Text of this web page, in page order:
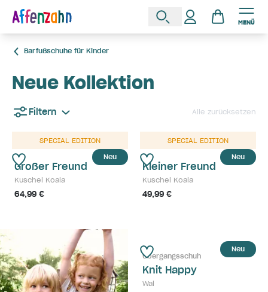
MENÜ
Barfußschuhe für Kinder
Neue Kollektion
Filtern Alle zurücksetzen
Neu
SPECIAL EDITION
Großer Freund
Kuschel Koala
64,99 €
Neu
SPECIAL EDITION
Kleiner Freund
Kuschel Koala
49,99 €
Neu
Übergangsschuh
Knit Happy
Wal